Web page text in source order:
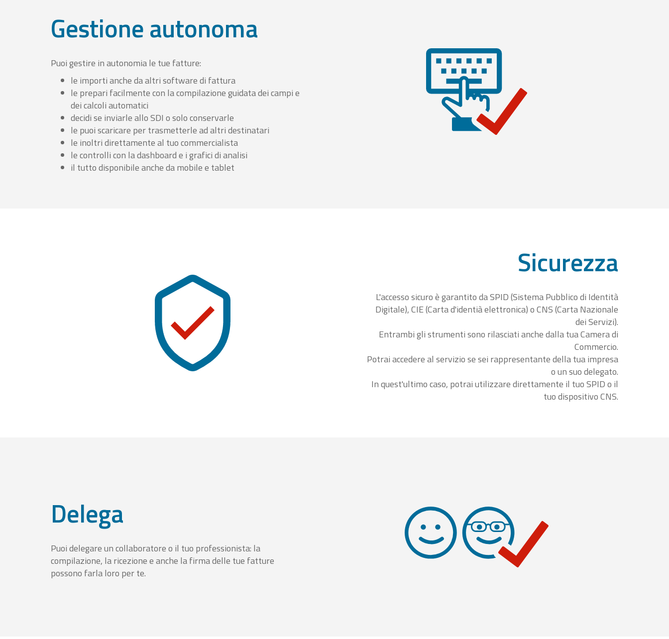
Gestione autonoma
Puoi gestire in autonomia le tue fatture:
le importi anche da altri software di fattura
le prepari facilmente con la compilazione guidata dei campi e
dei calcoli automatici
decidi se inviarle allo SDI o solo conservarle
le puoi scaricare per trasmetterle ad altri destinatari
le inoltri direttamente al tuo commercialista
le controlli con la dashboard e i grafici di analisi
il tutto disponibile anche da mobile e tablet
Sicurezza
L'accesso sicuro è garantito da SPID (Sistema Pubblico di Identità
Digitale), CIE (Carta d'identià elettronica) o CNS (Carta Nazionale
dei Servizi).
Entrambi gli strumenti sono rilasciati anche dalla tua Camera di
Commercio.
Potrai accedere al servizio se sei rappresentante della tua impresa
o un suo delegato.
In quest'ultimo caso, potrai utilizzare direttamente il tuo SPID o il
tuo dispositivo CNS.
Delega
Puoi delegare un collaboratore o il tuo professionista: la
compilazione, la ricezione e anche la firma delle tue fatture
possono farla loro per te.